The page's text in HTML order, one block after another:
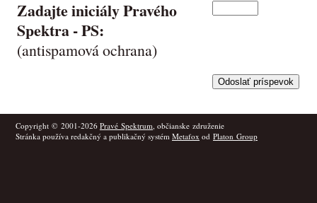
Zadajte iniciály Pravého
Spektra -PS:
(antispamová ochrana)
Copyright © 2001-2026 Pravé Spektrum, občianske združenie
Stránka používa redakčný a publikačný systém Metafox od Platon Group